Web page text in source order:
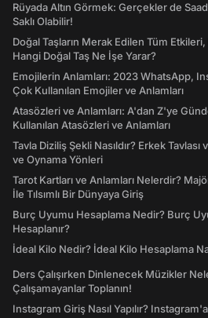
Rüyada Altın Görmek: Gerçekler de
Saklı Olabilir!
Doğal Taşların Merak Edilen Tüm
Hangi Doğal Taş Ne İşe Yarar?
Emojilerin Anlamları: 2023 WhatsApp,
Çok Kullanılan Emojiler ve Anlamları
Atasözleri ve Anlamları: A'dan Z'ye
Kullanılan Atasözleri ve Anlamları
Tavla Diziliş Şekli Nasıldır? Erkek Tavlası
ve Oynama Yönleri
Tarot Kartları ve Anlamları Nelerdir?
İle Tılsımlı Bir Dünyaya Giriş
Burç Uyumu Hesaplama Nedir? Burç
Hesaplanır?
İdeal Kilo Nedir? İdeal Kilo Hesaplama
Ders Çalışırken Dinlenecek Müzikler
Çalışamayanlar Toplanın!
Instagram Giriş Nasıl Yapılır?